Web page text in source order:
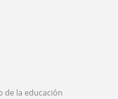
de la educación